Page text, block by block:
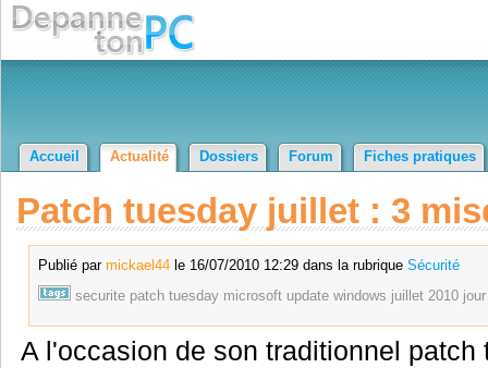
Accueil Actualité Dossiers Forum Fiches pratiques
Patch tuesday juillet : 3
Publié par mickael44le 16/07/2010 12:29 dans la rubrique Sécurité
securite patch tuesday microsoft update windows juillet 2010 jour
A l'occasion de son traditionnel patch